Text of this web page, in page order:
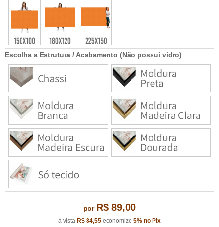
Escolha a Estrutura / Acabamento (Não possui vidro)
por R$ 89,00
à vista R$ 84,55 economize 5% no Pix